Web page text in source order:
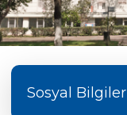
Sosyal Bilgiler